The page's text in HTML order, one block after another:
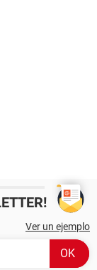
Ver un ejemplo